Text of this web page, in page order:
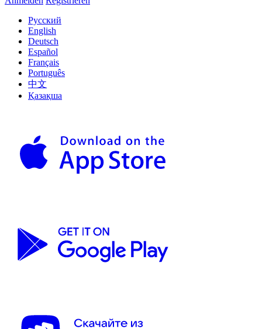
Русский
English
Deutsch
Español
Français
Português
中文
Қазақша